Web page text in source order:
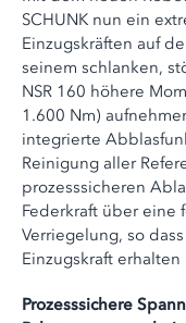
SCHUNK nun ein
Einzugskräften auf
seinem schlanken,
NSR 160 höhere
1.600 Nm)
integrierte
Reinigung aller
prozesssicheren
Federkraft über eine
Verriegelung, so
Einzugskraft
Prozesssichere